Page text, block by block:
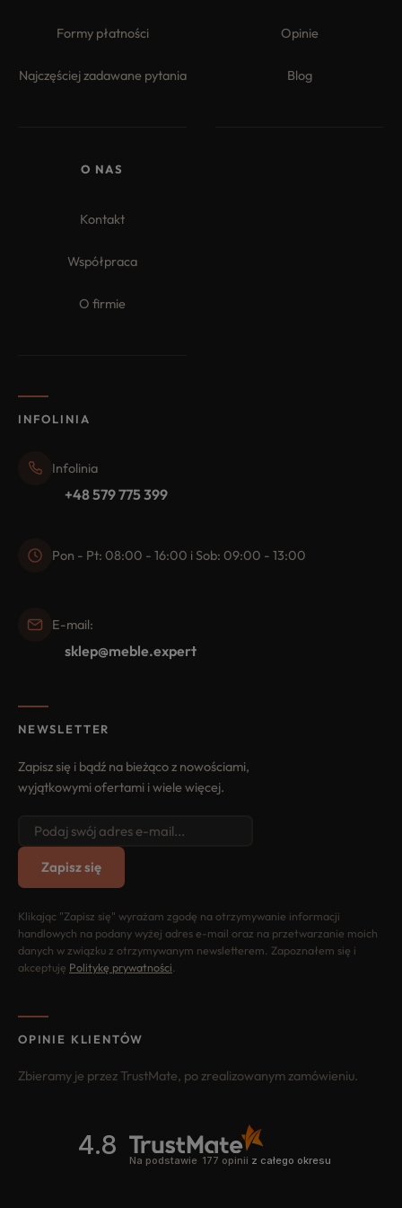
Formy płatności
Najczęściej zadawane pytania
Opinie
Blog
O NAS
Kontakt
Współpraca
O firmie
INFOLINIA
Infolinia
+48 579 775 399
Pon - Pt: 08:00 - 16:00 i Sob: 09:00 - 13:00
E-mail:
sklep@meble.expert
NEWSLETTER
Zapisz się i bądź na bieżąco z nowościami,
wyjątkowymi ofertami i wiele więcej.
Zapisz się
Klikając "Zapisz się" wyrażam zgodę na otrzymywanie informacji
handlowych na podany wyżej adres e-mail oraz na przetwarzanie moich
danych w związku z otrzymywanym newsletterem. Zapoznałem się i
akceptuję Politykę prywatności
OPINIE KLIENTÓW
Zbieramy je przez TrustMate, po zrealizowanym zamówieniu.